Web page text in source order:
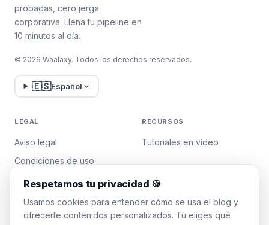
probadas, cero jerga
corporativa. Llena tu pipeline en
10 minutos al día.
© 2026 Waalaxy. Todos los derechos reservados.
🇪🇸Español
LEGAL
Aviso legal
Condiciones de uso
Política de privacidad
Gestionar cookies
RECURSOS
Tutoriales en vídeo
Respetamos tu privacidad 🍪
Usamos cookies para entender cómo se usa el blog y
ofrecerte contenidos personalizados. Tú eliges qué